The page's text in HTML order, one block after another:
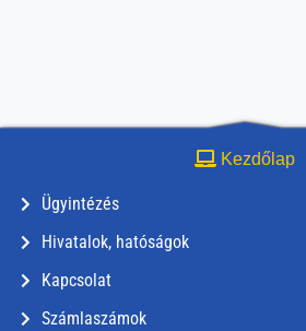
Kezdőlap
Ügyintézés
Hivatalok, hatóságok
Kapcsolat
Számlaszámok